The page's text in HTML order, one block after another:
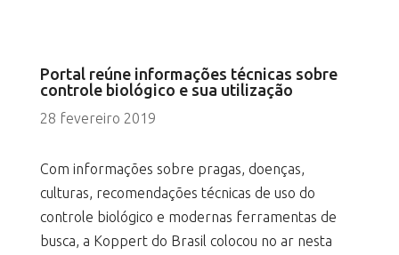
Portal reúne informações técnicas sobre
controle biológico e sua utilização
28 fevereiro 2019
Com informações sobre pragas, doenças,
culturas, recomendações técnicas de uso do
controle biológico e modernas ferramentas de
busca, a Koppert do Brasil colocou no ar nesta